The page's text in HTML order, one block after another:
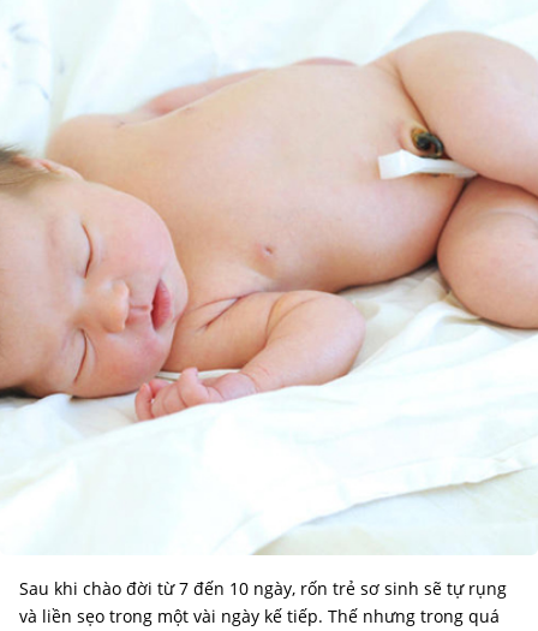
Sau khi chào đời từ 7 đến 10 ngày, rốn trẻ sơ sinh sẽ tự rụng
và liền sẹo trong một vài ngày kế tiếp. Thế nhưng trong quá